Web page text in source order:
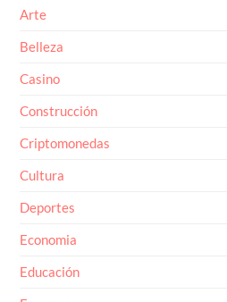
Arte
Belleza
Casino
Construcción
Criptomonedas
Cultura
Deportes
Economia
Educación